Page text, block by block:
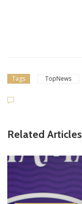
Tags TopNews
Related Articles